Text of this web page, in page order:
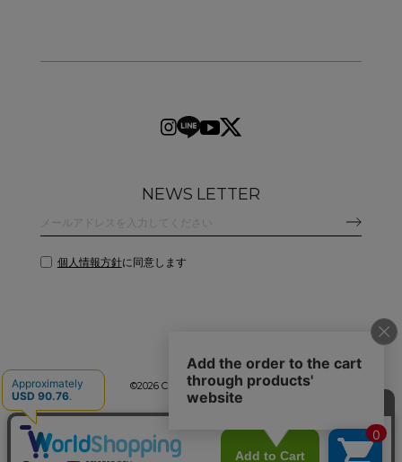
NEWS LETTER
個人情報方針に同意します
©2026 CLANE DESIGN CO.,LTD